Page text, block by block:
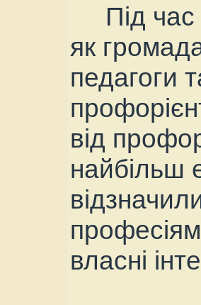
Під час
як
педагоги
від
найбільш
власні